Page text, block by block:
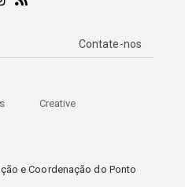
Contate-nos
e Coordenação do Ponto
Creative